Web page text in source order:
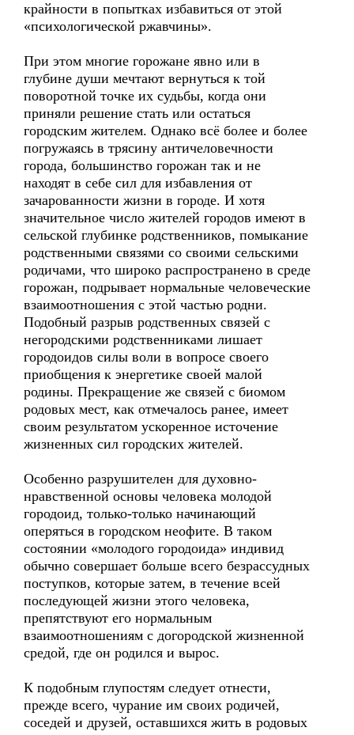
крайности в попытках избавиться от этой
«психологической ржавчины».
При этом многие горожане явно или в
глубине души мечтают вернуться к той
поворотной точке их судьбы, когда они
приняли решение стать или остаться
городским жителем. Однако всё более и более
погружаясь в трясину античеловечности
города, большинство горожан так и не
находят в себе сил для избавления от
зачарованности жизни в городе. И хотя
значительное число жителей городов имеют в
сельской глубинке родственников, помыкание
родственными связями со своими сельскими
родичами, что широко распространено в среде
горожан, подрывает нормальные человеческие
взаимоотношения с этой частью родни.
Подобный разрыв родственных связей с
негородскими родственниками лишает
городоидов силы воли в вопросе своего
приобщения к энергетике своей малой
родины. Прекращение же связей с биомом
родовых мест, как отмечалось ранее, имеет
своим результатом ускоренное источение
жизненных сил городских жителей.
Особенно разрушителен для духовно-
нравственной основы человека молодой
городоид, только-только начинающий
оперяться в городском неофите. В таком
состоянии «молодого городоида» индивид
обычно совершает больше всего безрассудных
поступков, которые затем, в течение всей
последующей жизни этого человека,
препятствуют его нормальным
взаимоотношениям с догородской жизненной
средой, где он родился и вырос.
К подобным глупостям следует отнести,
прежде всего, чурание им своих родичей,
соседей и друзей, оставшихся жить в родовых